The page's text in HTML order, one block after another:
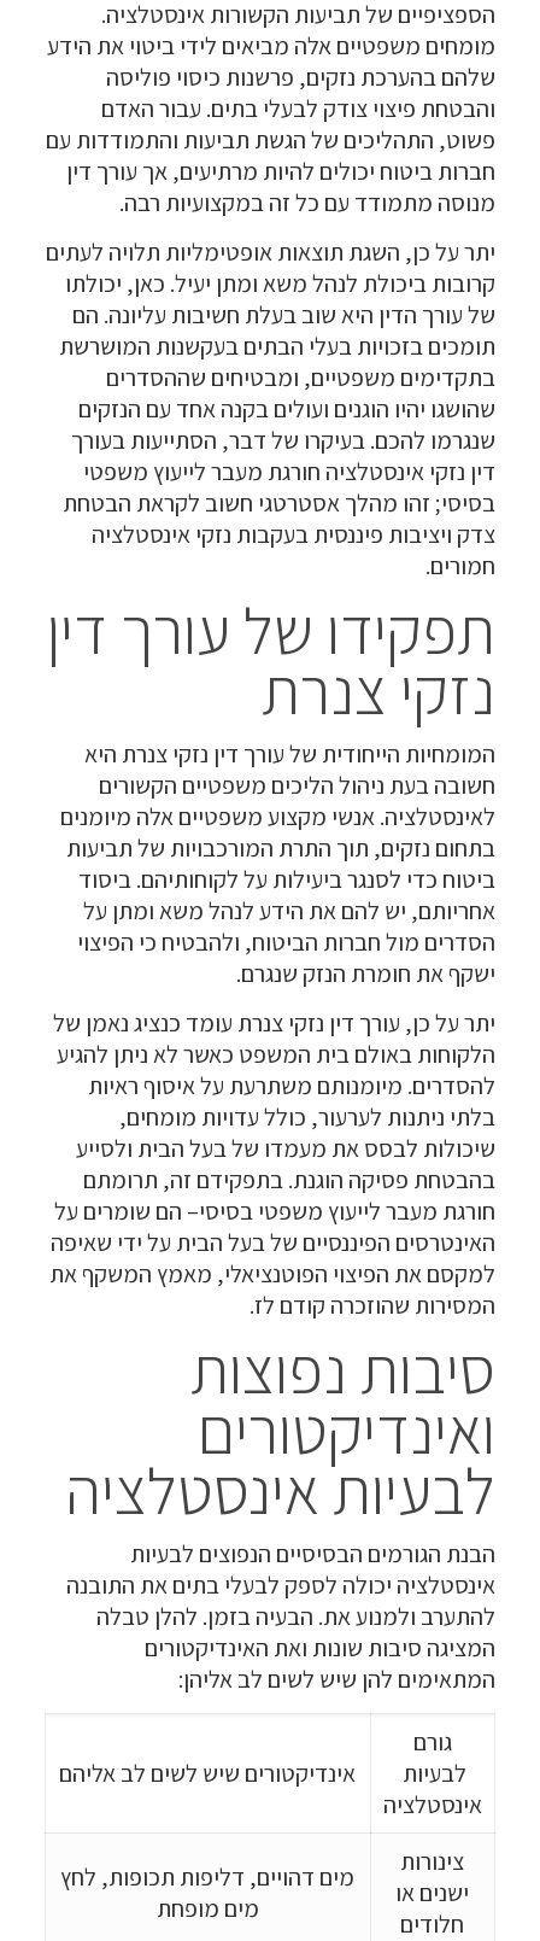
הספציפיים של תביעות הקשורות אינסטלציה.
מומחים משפטיים אלה מביאים לידי ביטוי את הידע
שלהם בהערכת נזקים, פרשנות כיסוי פוליסה
והבטחת פיצוי צודק לבעלי בתים. עבור האדם
פשוט, התהליכים של הגשת תביעות והתמודדות עם
חברות ביטוח יכולים להיות מרתיעים, אך עורך דין
מנוסה מתמודד עם כל זה במקצועיות רבה.
יתר על כן, השגת תוצאות אופטימליות תלויה לעתים
קרובות ביכולת לנהל משא ומתן יעיל. כאן, יכולתו
של עורך הדין היא שוב בעלת חשיבות עליונה. הם
תומכים בזכויות בעלי הבתים בעקשנות המושרשת
בתקדימים משפטיים, ומבטיחים שההסדרים
שהושגו יהיו הוגנים ועולים בקנה אחד עם הנזקים
שנגרמו להכם. בעיקרו של דבר, הסתייעות בעורך
דין נזקי אינסטלציה חורגת מעבר לייעוץ משפטי
בסיסי; זהו מהלך אסטרטגי חשוב לקראת הבטחת
צדק ויציבות פיננסית בעקבות נזקי אינסטלציה
חמורים.
תפקידו של עורך דין
נזקי צנרת
המומחיות הייחודית של עורך דין נזקי צנרת היא
חשובה בעת ניהול הליכים משפטיים הקשורים
לאינסטלציה. אנשי מקצוע משפטיים אלה מיומנים
בתחום נזקים, תוך התרת המורכבויות של תביעות
ביטוח כדי לסנגר ביעילות על לקוחותיהם. ביסוד
אחריותם, יש להם את הידע לנהל משא ומתן על
הסדרים מול חברות הביטוח, ולהבטיח כי הפיצוי
ישקף את חומרת הנזק שנגרם.
יתר על כן, עורך דין נזקי צנרת עומד כנציג נאמן של
הלקוחות באולם בית המשפט כאשר לא ניתן להגיע
להסדרים. מיומנותם משתרעת על איסוף ראיות
בלתי ניתנות לערעור, כולל עדויות מומחים,
שיכולות לבסס את מעמדו של בעל הבית ולסייע
בהבטחת פסיקה הוגנת. בתפקידם זה, תרומתם
חורגת מעבר לייעוץ משפטי בסיסי– הם שומרים על
האינטרסים הפיננסיים של בעל הבית על ידי שאיפה
למקסם את הפיצוי הפוטנציאלי, מאמץ המשקף את
המסירות שהוזכרה קודם לז.
סיבות נפוצות
ואינדיקטורים
לבעיות אינסטלציה
הבנת הגורמים הבסיסיים הנפוצים לבעיות
אינסטלציה יכולה לספק לבעלי בתים את התובנה
להתערב ולמנוע את. הבעיה בזמן. להלן טבלה
המציגה סיבות שונות ואת האינדיקטורים
המתאימים להן שיש לשים לב אליהן:
גורם
לבעיות
אינסטלציה
אינדיקטורים שיש לשים לב אליהם
צינורות
ישנים או
חלודים
מים דהויים, דליפות תכופות, לחץ
מים מופחת